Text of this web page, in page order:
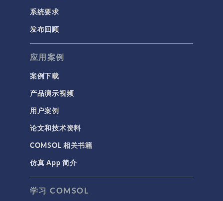
低频电磁学
半导体器件
带电粒子追踪
波动光学
等离子体物理
科学新闻
结构 & 声学
MEMS & 压电器件
声学与振动
岩土力学
材料模型
系统要求
发布回顾
应用案例
案例下载
产品演示视频
用户案例
论文和技术资料
COMSOL 相关书籍
仿真 App 简介
学习 COMSOL